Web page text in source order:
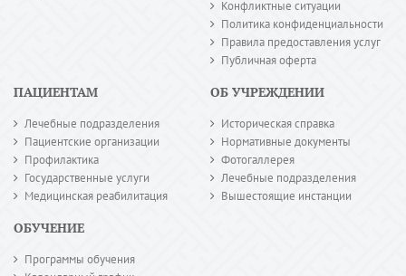
Конфликтные ситуации
Политика конфиденциальности
Правила предоставления услуг
Публичная оферта
ПАЦИЕНТАМ
Лечебные подразделения
Пациентские организации
Профилактика
Государственные услуги
Медицинская реабилитация
ОБ УЧРЕЖДЕНИИ
Историческая справка
Нормативные документы
Фотогаллерея
Лечебные подразделения
Вышестоящие инстанции
ОБУЧЕНИЕ
Программы обучения